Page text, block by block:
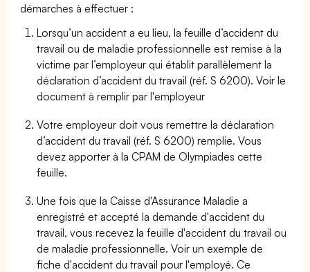
démarches à effectuer :
Lorsqu’un accident a eu lieu, la feuille d’accident du
travail ou de maladie professionnelle est remise à la
victime par l’employeur qui établit parallèlement la
déclaration d’accident du travail (réf. S 6200). Voir le
document à remplir par l'employeur
Votre employeur doit vous remettre la déclaration
d’accident du travail (réf. S 6200) remplie. Vous
devez apporter à la CPAM de Olympiades cette
feuille.
Une fois que la Caisse d'Assurance Maladie a
enregistré et accepté la demande d'accident du
travail, vous recevez la feuille d'accident du travail ou
de maladie professionnelle. Voir un exemple de
fiche d'accident du travail pour l'employé. Ce